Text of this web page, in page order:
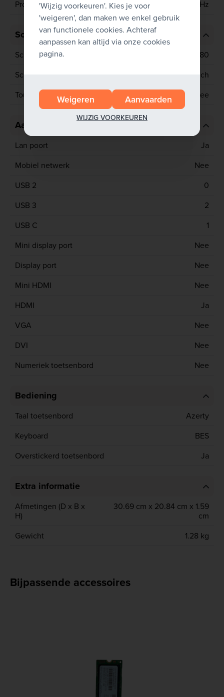
Processor
1135G7 2.4 GHz
Scherm
Schermresolutie
1920x1080
Schermgrootte
13.3 inch
Touchscreen
Nee
Aansluitingen
Lan poort
Ja
Mobiel netwerk
Nee
USB 2
0
USB 3
2
USB C
1
Mini display port
Nee
Display port
Nee
Mini HDMI
Nee
HDMI
Ja
VGA
Nee
DVI
Nee
Numeriek toetsenbord
Nee
Bediening
Taal toetsenbord
Azerty
Keyboard
BES
Overstickerd toetsenbord
Ja
Extra informatie
Afmetingen (D x B x
H)
30.69 cm x 20.84 cm x 1.59
cm
Gewicht
1.28 kg
Bijpassende accessoires
'Wijzig voorkeuren'. Kies je voor
'weigeren', dan maken we enkel gebruik
van functionele cookies. Achteraf
aanpassen kan altijd via onze cookies
pagina.
Weigeren Aanvaarden
WIJZIG VOORKEUREN